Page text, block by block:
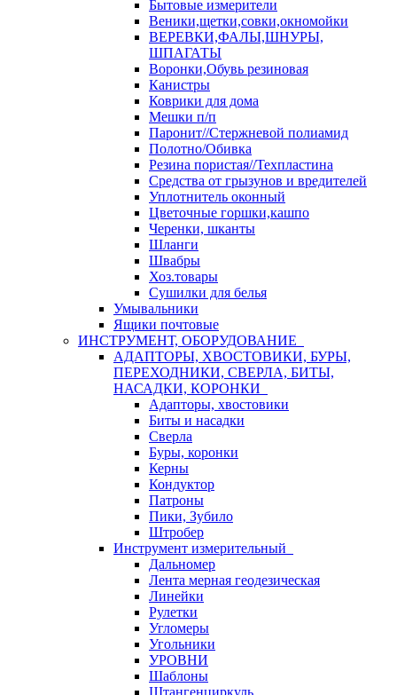
Бытовые измерители
Веники,щетки,совки,окномойки
ВЕРЕВКИ,ФАЛЫ,ШНУРЫ,
ШПАГАТЫ
Воронки,Обувь резиновая
Канистры
Коврики для дома
Мешки п/п
Паронит//Стержневой полиамид
Полотно/Обивка
Резина пористая//Техпластина
Средства от грызунов и вредителей
Уплотнитель оконный
Цветочные горшки,кашпо
Черенки, шканты
Шланги
Швабры
Хоз.товары
Сушилки для белья
Умывальники
Ящики почтовые
ИНСТРУМЕНТ, ОБОРУДОВАНИЕ
АДАПТОРЫ, ХВОСТОВИКИ, БУРЫ,
ПЕРЕХОДНИКИ, СВЕРЛА, БИТЫ,
НАСАДКИ, КОРОНКИ
Адапторы, хвостовики
Биты и насадки
Сверла
Буры, коронки
Керны
Кондуктор
Патроны
Пики, Зубило
Штробер
Инструмент измерительный
Дальномер
Лента мерная геодезическая
Линейки
Рулетки
Угломеры
Угольники
УРОВНИ
Шаблоны
Штангенциркуль